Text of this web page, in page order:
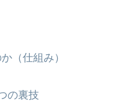
（仕組み）
の裏技